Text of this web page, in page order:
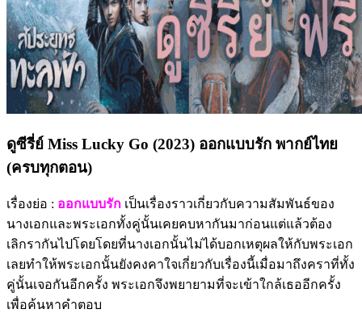
ดูซีรี่ย์ Miss Lucky Go (2023) ออกแบบรัก พากย์ไทย
(ครบทุกตอน)
เรื่องย่อ : ออกแบบรัก เป็นเรื่องราวเกี่ยวกับความสัมพันธ์ของ
นางเอกและพระเอกทั้งคู่นั้นเคยคบหากันมาก่อนแต่แล้วต้อง
เลิกรากันไปโดยโดยที่นางเอกนั้นไม่ได้บอกเหตุผลให้กับพระเอก
เลยทำให้พระเอกนั้นยังคงคาใจเกี่ยวกับเรื่องนี้เมื่อมาถึงคราที่ทั้ง
คู่นั้นเจอกันอีกครั้ง พระเอกจึงพยายามที่จะเข้าใกล้เธออีกครั้ง
เพื่อค้นหาคำตอบ